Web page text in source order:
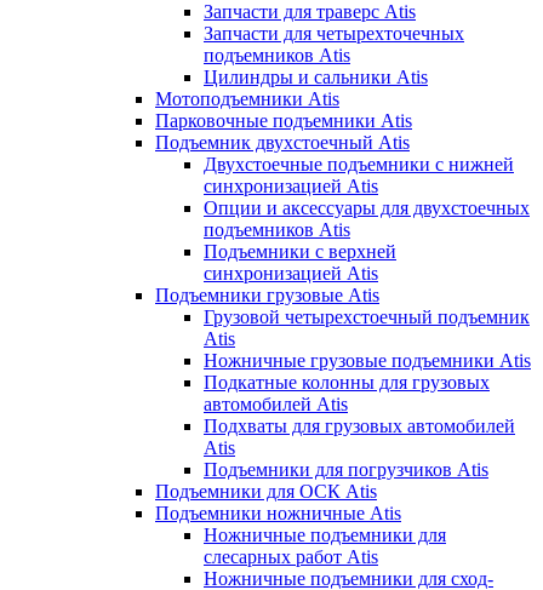
Запчасти для траверс Atis
Запчасти для четырехточечных
подъемников Atis
Цилиндры и сальники Atis
Мотоподъемники Atis
Парковочные подъемники Atis
Подъемник двухстоечный Atis
Двухстоечные подъемники с нижней
синхронизацией Atis
Опции и аксессуары для двухстоечных
подъемников Atis
Подъемники с верхней
синхронизацией Atis
Подъемники грузовые Atis
Грузовой четырехстоечный подъемник
Atis
Ножничные грузовые подъемники Atis
Подкатные колонны для грузовых
автомобилей Atis
Подхваты для грузовых автомобилей
Atis
Подъемники для погрузчиков Atis
Подъемники для ОСК Atis
Подъемники ножничные Atis
Ножничные подъемники для
слесарных работ Atis
Ножничные подъемники для сход-